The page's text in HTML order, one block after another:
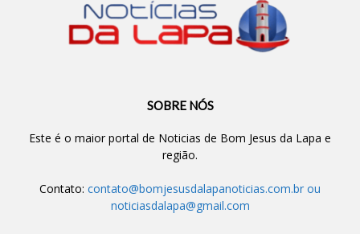
SOBRE NÓS
Este é o maior portal de Noticias de Bom Jesus da Lapa e
região.
Contato: contato@bomjesusdalapanoticias.com.br ou
noticiasdalapa@gmail.com